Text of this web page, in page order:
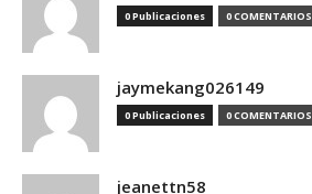
0 Publicaciones 0 COMENTARIOS
jaymekang026149
0 Publicaciones 0 COMENTARIOS
jeanettn58